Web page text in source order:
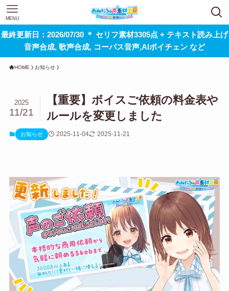
MENU
最終更新日：2026/07/30 ＊ セリフ素材3305点 + テキスト読み上げ
音声合成, 歌声合成, コーパス音声,AIボイチェン など
HOME お知らせ
【重要】ボイスご依頼の料金表や
ルールを変更しました
2025
11/21
お知らせ 2025-11-04 2025-11-21